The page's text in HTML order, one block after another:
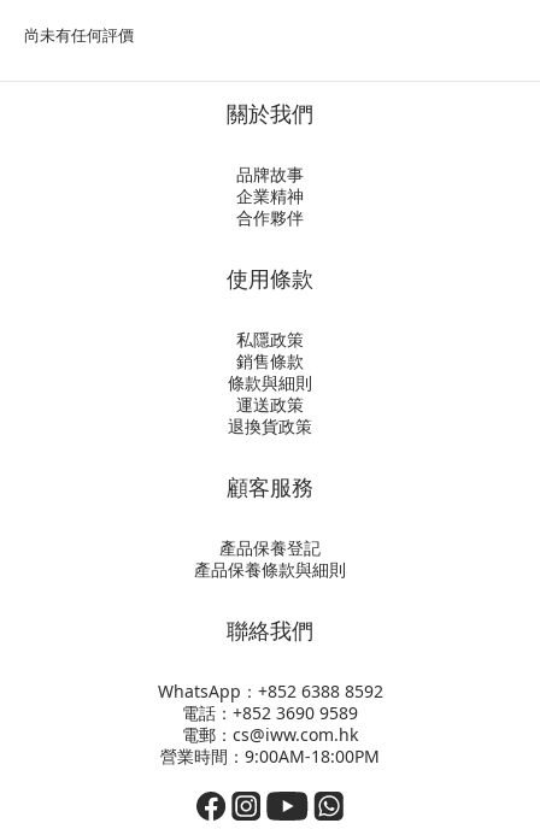
尚未有任何評價
關於我們
品牌故事
企業精神
合作夥伴
使用條款
私隱政策
銷售條款
條款與細則
運送政策
退換貨政策
顧客服務
產品保養登記
產品保養條款與細則
聯絡我們
WhatsApp：+852 6388 8592
電話：+852 3690 9589
電郵：cs@iww.com.hk
營業時間：9:00AM-18:00PM